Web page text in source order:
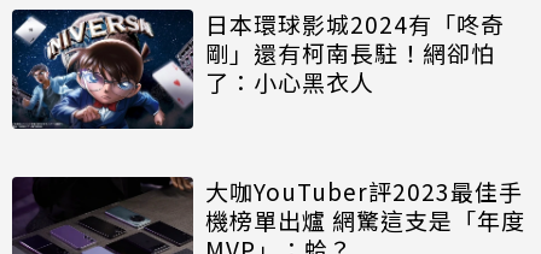
日本環球影城2024有「咚奇
剛」還有柯南長駐！網卻怕
了：小心黑衣人
大咖YouTuber評2023最佳手
機榜單出爐 網驚這支是「年度